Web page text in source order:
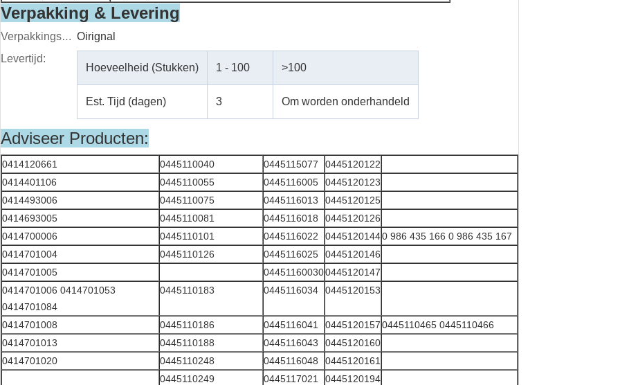
Verpakking & Levering
Verpakkingsdetails Oirignal
Levertijd:
Hoeveelheid (Stukken) 1 - 100 >100
Est. Tijd (dagen) 3 Om worden onderhandeld
Adviseer Producten:
0414120661 0445110040 0445115077
0445120122
0414401106
0445110055 0445116005
0445120123
0414493006
0445110075 0445116013
0445120125
0414693005
0445110081 0445116018
0445120126
0414700006
0445110101 0445116022 04451201440 986 435 166 0 986 435 167
0414701004
0445110126 0445116025
0445120146
0414701005
044511600300445120147
0414701006 0414701053
0414701084
0445110183 0445116034 0445120153
0414701008 0445110186 0445116041 04451201570445110465 0445110466
0414701013
0445110188 0445116043
0445120160
0414701020
0445110248 0445116048
0445120161
0445110249
0445117021
0445120194